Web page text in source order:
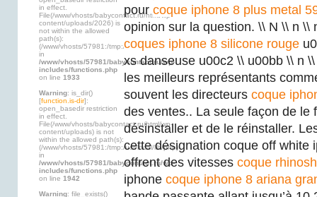
in effect.
File(/www/vhosts/babycontact.ru/html/wp-
content/uploads/2026) is
not within the allowed
path(s):
(/www/vhosts/57981:/tmp:/usr/local/lib/php)
in
/www/vhosts/57981/babycontact.ru/wp-
includes/functions.php
on line 1933
Warning: is_dir()
[function.is-dir]:
open_basedir restriction
in effect.
File(/www/vhosts/babycontact.ru/html/wp-
content/uploads) is not
within the allowed path(s):
(/www/vhosts/57981:/tmp:/usr/local/lib/php)
in
/www/vhosts/57981/babycontact.ru/wp-
includes/functions.php
on line 1942
Warning: file_exists()
pourcoque iphone 8 plus metal
opinion sur la question. \\ N \\ n \\
coques iphone 8 silicone rouge
xs danseuse u00c2 \\ u00bb \\ n
les meilleurs représentants
souvent les directeurs coque
des ventes.. La seule façon de le
désinstaller et de le réinstaller.
cette désignation coque off white
offrent des vitesses coque
iphone coque iphone 8 ariana